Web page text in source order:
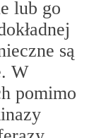
lub go
są
W
pomimo